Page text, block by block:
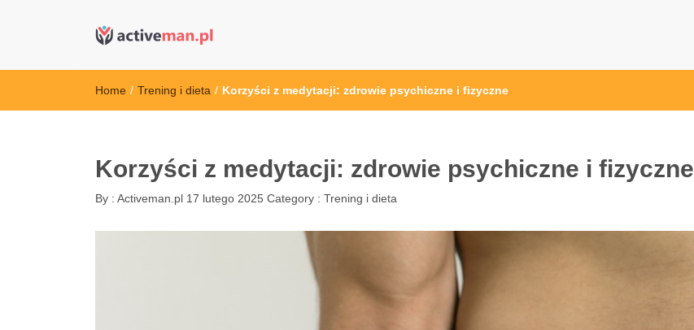
kettler serwis, sklep fitness, crossfit, rowery, sklep ze sprzętem sportowym
Home / Trening i dieta / Korzyści z medytacji: zdrowie psychiczne i fizyczne
Korzyści z medytacji: zdrowie psychiczne i fizyczne
By : Activeman.pl 17 lutego 2025 Category : Trening i dieta